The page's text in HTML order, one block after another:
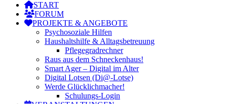
START
FORUM
PROJEKTE & ANGEBOTE
Psychosoziale Hilfen
Haushaltshilfe & Alltagsbetreuung
Pflegegradrechner
Raus aus dem Schneckenhaus!
Smart Ager – Digital im Alter
Digital Lotsen (Di@-Lotse)
Werde Glücklichmacher!
Schulungs-Login